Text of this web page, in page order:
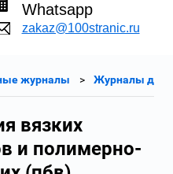
Whatsapp
zakaz@100stranic.ru
журналы Журналы для
вязких
и полимерно-